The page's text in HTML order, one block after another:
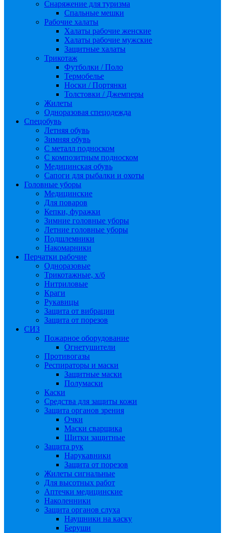
Снаряжение для туризма
Спальные мешки
Рабочие халаты
Халаты рабочие женские
Халаты рабочие мужские
Защитные халаты
Трикотаж
Футболки / Поло
Термобелье
Носки / Портянки
Толстовки / Джемперы
Жилеты
Одноразовая спецодежда
Спецобувь
Летняя обувь
Зимняя обувь
С металл подноском
С композитным подноском
Медицинская обувь
Сапоги для рыбалки и охоты
Головные уборы
Медицинские
Для поваров
Кепки, фуражки
Зимние головные уборы
Летние головные уборы
Подшлемники
Накомарники
Перчатки рабочие
Одноразовые
Трикотажные, х/б
Нитриловые
Краги
Рукавицы
Защита от вибрации
Защита от порезов
СИЗ
Пожарное оборудование
Огнетушители
Противогазы
Респираторы и маски
Защитные маски
Полумаски
Каски
Средства для защиты кожи
Защита органов зрения
Очки
Маски сварщика
Щитки защитные
Защита рук
Нарукавники
Защита от порезов
Жилеты сигнальные
Для высотных работ
Аптечки медицинские
Наколенники
Защита органов слуха
Наушники на каску
Беруши